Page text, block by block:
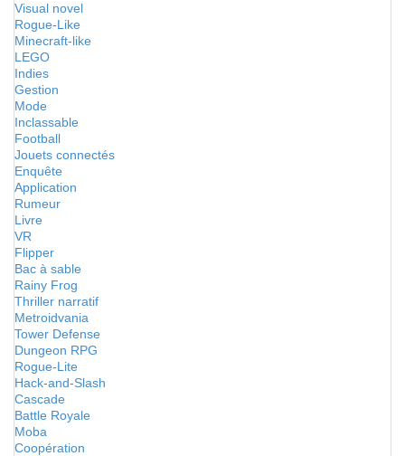
Visual novel
Rogue-Like
Minecraft-like
LEGO
Indies
Gestion
Mode
Inclassable
Football
Jouets connectés
Enquête
Application
Rumeur
Livre
VR
Flipper
Bac à sable
Rainy Frog
Thriller narratif
Metroidvania
Tower Defense
Dungeon RPG
Rogue-Lite
Hack-and-Slash
Cascade
Battle Royale
Moba
Coopération